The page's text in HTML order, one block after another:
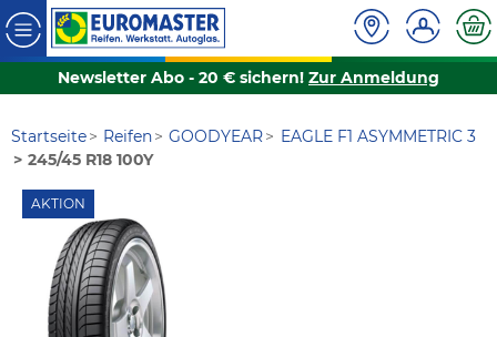
Newsletter Abo - 20 € sichern! Zur Anmeldung
Startseite Reifen GOODYEAR
EAGLE F1 ASYMMETRIC 3
245/45 R18 100Y
AKTION